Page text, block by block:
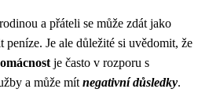
a přáteli se může zdát jako
peníze. Je ale důležité si uvědomit, že
je často v rozporu s
a může mít negativní důsledky.